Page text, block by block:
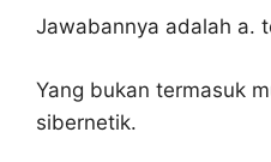
Jawabannya adalah a.
Yang bukan termasuk
sibernetik.